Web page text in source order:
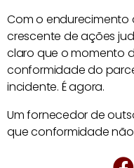
Com o endurecimento
crescente de ações
claro que o momento
conformidade do
incidente. É agora.
Um fornecedor de
que conformidade